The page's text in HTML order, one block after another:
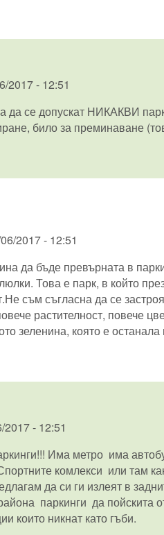
2017 - 12:51
да се допускат НИКАКВИ
било за преминаване
2017 - 12:51
да бъде превърната в
Това е парк, в който
съм съгласна да се
растителност, повече
зеленина, която е останала
2017 - 12:51
Има метро има
комлекси или там
да си ги излеят в
паркинги да пойскита
които никнат като гъби.